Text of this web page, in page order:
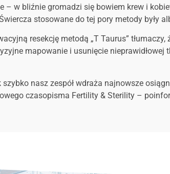
w bliźnie gromadzi się bowiem krew i
stosowane do tej pory metody były
resekcję metodą „T Taurus”
mapowanie i usunięcie nieprawidłowej
nasz zespół wdraża najnowsze
czasopisma Fertility & Sterility –